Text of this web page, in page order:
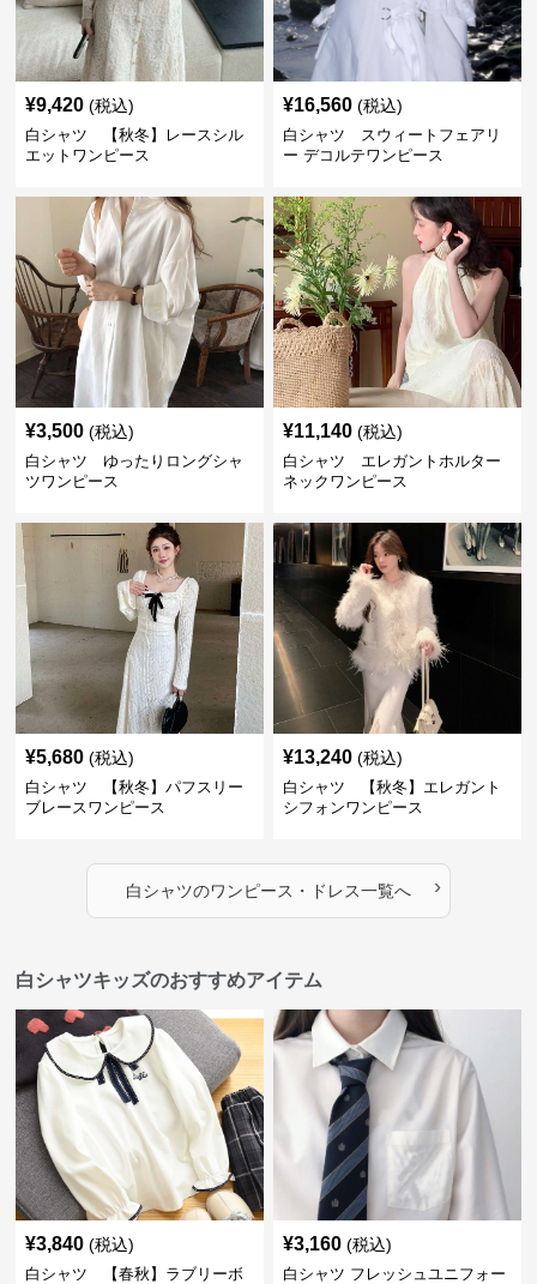
¥9,420 (税込)
白シャツ 【秋冬】レースシル
エットワンピース
¥16,560 (税込)
白シャツ スウィートフェアリ
ー デコルテワンピース
¥3,500 (税込)
白シャツ ゆったりロングシャ
ツワンピース
¥11,140 (税込)
白シャツ エレガントホルター
ネックワンピース
¥5,680 (税込)
白シャツ 【秋冬】パフスリー
ブレースワンピース
¥13,240 (税込)
白シャツ 【秋冬】エレガント
シフォンワンピース
白シャツのワンピース・ドレス一覧へ ›
白シャツキッズのおすすめアイテム
¥3,840 (税込)
白シャツ 【春秋】ラブリーボ
¥3,160 (税込)
白シャツ フレッシュユニフォー